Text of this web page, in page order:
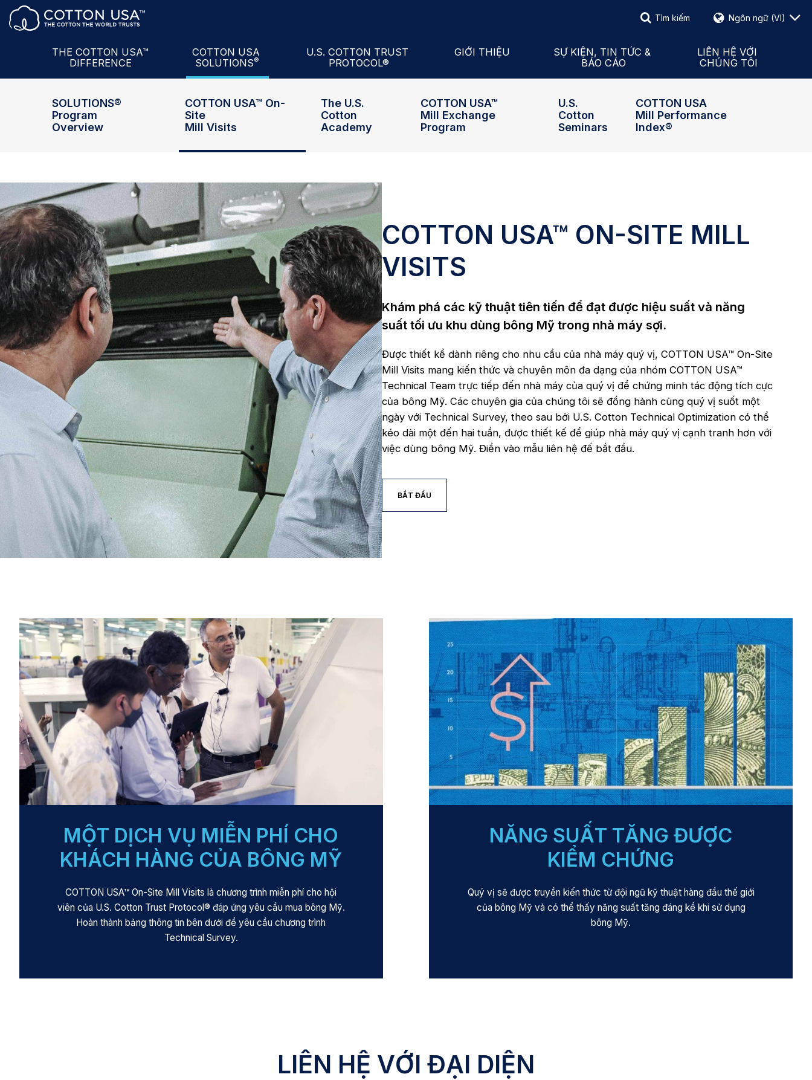
Tìm kiếm
Tìm kiếm Ngôn ngữ(VI)
THE COTTON USA™
DIFFERENCE
Dịch Vụ
Tri Thức
COTTON USA
SOLUTIONS®
COTTON USA Mill Performance Index®
U.S. COTTON TRUST
PROTOCOL®
Về U.S. Cotton Trust Protocol®
GIỚI THIỆU
Hiệp hội Bông Quốc tế Mỹ
SỰ KIỆN, TIN TỨC &
BÁO CÁO
Báo Cáo
Thông Cáo Báo Chí
LIÊN HỆ VỚI
CHÚNG TÔI
Nhân Viên & Đại Diện Quốc
SOLUTIONS®
Program
Overview
COTTON USA™ On-
Site
Mill Visits
The U.S.
Cotton
Academy
COTTON USA™
Mill Exchange
Program
U.S.
Cotton
Seminars
COTTON USA
Mill Performance
Index®
COTTON USA™ ON-SITE MILL
VISITS
Khám phá các kỹ thuật tiên tiến để đạt được hiệu suất và năng
suất tối ưu khu dùng bông Mỹ trong nhà máy sợi.
Được thiết kể dành riêng cho nhu cầu của nhà máy quý vị, COTTON USA™ On-Site
Mill Visits mang kiến thức và chuyên môn đa dạng của nhóm COTTON USA™
Technical Team trực tiếp đến nhà máy của quý vị để chứng minh tác động tích cực
của bông Mỹ. Các chuyên gia của chúng tôi sẽ đồng hành cùng quý vị suốt một
ngày với Technical Survey, theo sau bởi U.S. Cotton Technical Optimization có thể
kéo dài một đến hai tuần, được thiết kế để giúp nhà máy quý vị cạnh tranh hơn với
việc dùng bông Mỹ. Điền vào mẫu liên hệ đế bắt đầu.
BẮT ĐẦU
MỘT DỊCH VỤ MIỄN PHÍ CHO
KHÁCH HÀNG CỦA BÔNG MỸ
COTTON USA™ On-Site Mill Visits là chương trình miễn phí cho hội
viên của U.S. Cotton Trust Protocol® đáp ứng yêu cầu mua bông Mỹ.
Hoàn thành bảng thông tin bên dưới để yêu cầu chương trình
Technical Survey.
NĂNG SUẤT TĂNG ĐƯỢC
KIỂM CHỨNG
Quý vị sẽ được truyền kiến thức từ đội ngũ kỹ thuật hàng đầu thế giới
của bông Mỹ và có thể thấy năng suất tăng đáng kể khi sử dụng
bông Mỹ.
LIÊN HỆ VỚI ĐẠI DIỆN